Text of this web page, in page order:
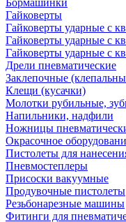
Бормашинки
Гайковерты
Гайковерты ударные с
Гайковерты ударные с
Гайковерты ударные с
Дрели пневматические
Заклепочные
Клещи (кусачки)
Молотки рубильные,
Напильники, надфили
Ножницы
Окрасочное
Пистолеты для
Пневмостеплеры
Присоски вакуумные
Продувочные пистолеты
Резьбонарезные машины
Фитинги для